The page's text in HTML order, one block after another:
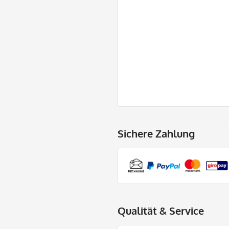
Sichere Zahlung
Qualität & Service